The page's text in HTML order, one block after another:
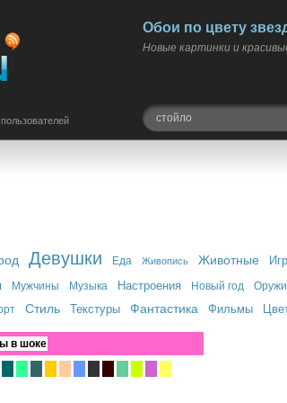
Обои по цвету
Новые картинки и
Девушки Еда Живопись Животные
Мужчины Музыка Настроения Новый год
Стиль Текстуры Фантастика Фильмы
в шоке